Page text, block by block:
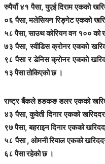
रुपैयाँ ४१ पैसा, युएई दिराम एकको
०६ पैसा, मलेसियन रिङ्गेट एकको
५८ पैसा, साउथ कोरियन वन १०० को
७३ पैसा, स्वीडिस क्रोनर एकको
९८ पैसा र डेनिस क्रोनर एकको
१३ पैसा तोकिएको छ ।
राष्ट्र बैंकले हङकङ डलर एकको
४३ पैसा, कुवेती दिनार एकको
९७ पैसा, बहराइन दिनार एकको
५८ पैसा , ओमनी रियाल एकको
६८ पैसा रहेको छ ।